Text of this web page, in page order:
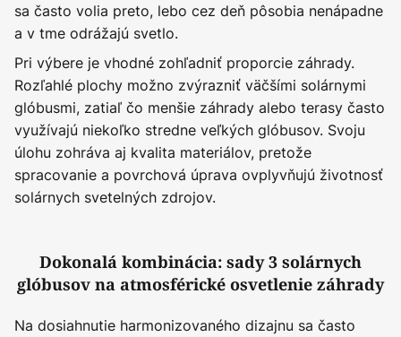
sa často volia preto, lebo cez deň pôsobia nenápadne
a v tme odrážajú svetlo.
Pri výbere je vhodné zohľadniť proporcie záhrady.
Rozľahlé plochy možno zvýrazniť väčšími solárnymi
glóbusmi, zatiaľ čo menšie záhrady alebo terasy často
využívajú niekoľko stredne veľkých glóbusov. Svoju
úlohu zohráva aj kvalita materiálov, pretože
spracovanie a povrchová úprava ovplyvňujú životnosť
solárnych svetelných zdrojov.
Dokonalá kombinácia: sady 3 solárnych
glóbusov na atmosférické osvetlenie záhrady
Na dosiahnutie harmonizovaného dizajnu sa často